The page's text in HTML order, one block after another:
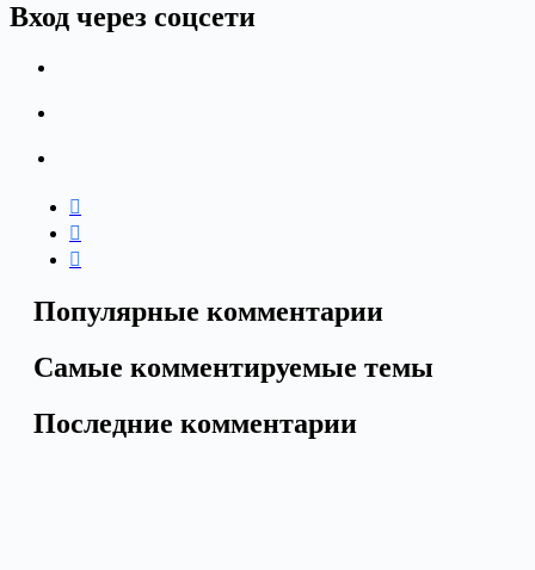
Вход через соцсети
Популярные комментарии
Самые комментируемые темы
Последние комментарии